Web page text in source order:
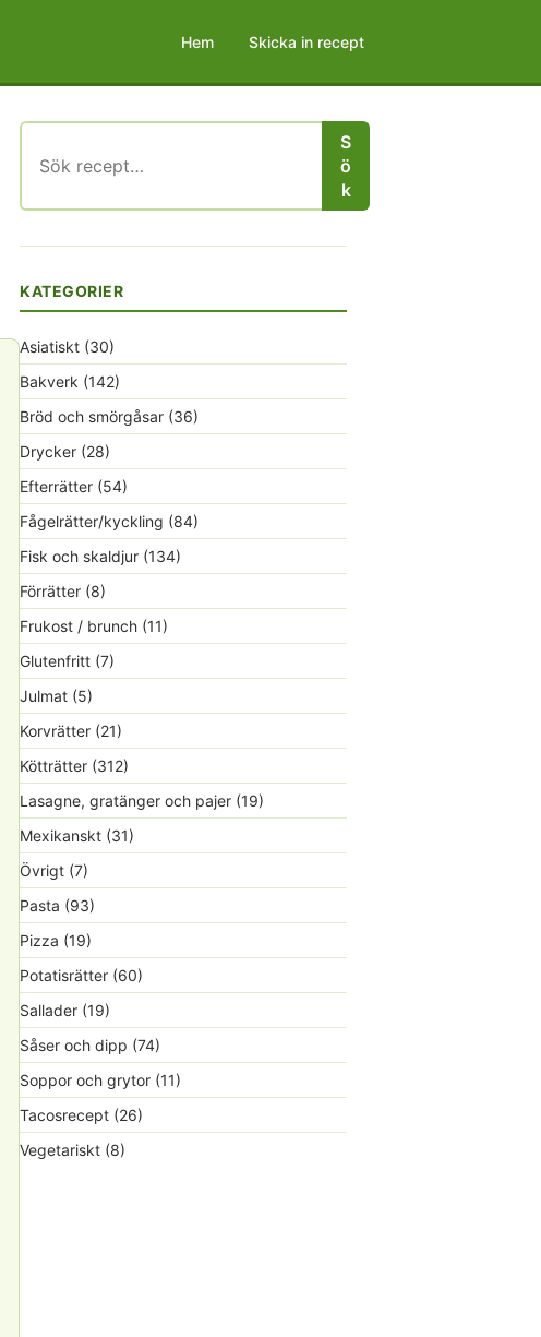
Hem Skicka in recept
efter:
S
ö
k
KATEGORIER
Asiatiskt (30)
Bakverk (142)
Bröd och smörgåsar (36)
Drycker (28)
Efterrätter (54)
Fågelrätter/kyckling (84)
Fisk och skaldjur (134)
Förrätter (8)
Frukost / brunch (11)
Glutenfritt (7)
Julmat (5)
Korvrätter (21)
Kötträtter (312)
Lasagne, gratänger och pajer (19)
Mexikanskt (31)
Övrigt (7)
Pasta (93)
Pizza (19)
Potatisrätter (60)
Sallader (19)
Såser och dipp (74)
Soppor och grytor (11)
Tacosrecept (26)
Vegetariskt (8)